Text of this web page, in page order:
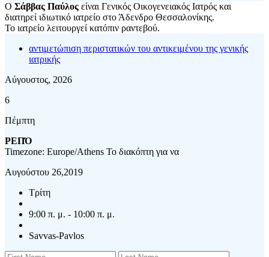
Ο Σάββας Παύλος είναι Γενικός Οικογενειακός Ιατρός και
διατηρεί ιδιωτικό ιατρείο στο Άδενδρο Θεσσαλονίκης.
Το ιατρείο λειτουργεί κατόπιν ραντεβού.
αντιμετώπιση περιστατικών του αντικειμένου της γενικής
ιατρικής
Αύγουστος, 2026
6
Πέμπτη
ΡΕΠΌ
Timezone: Europe/Athens Το διακόπτη για να
Αυγούστου 26,2019
Τρίτη
9:00 π. μ. - 10:00 π. μ.
Savvas-Pavlos